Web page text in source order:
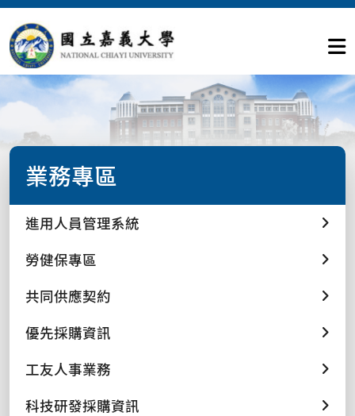
業務專區
進用人員管理系統
勞健保專區
共同供應契約
優先採購資訊
工友人事業務
科技研發採購資訊